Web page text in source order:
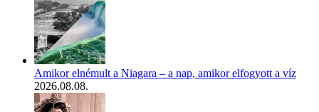
Amikor elnémult a Niagara – a nap, amikor elfogyott a víz
2026.08.08.